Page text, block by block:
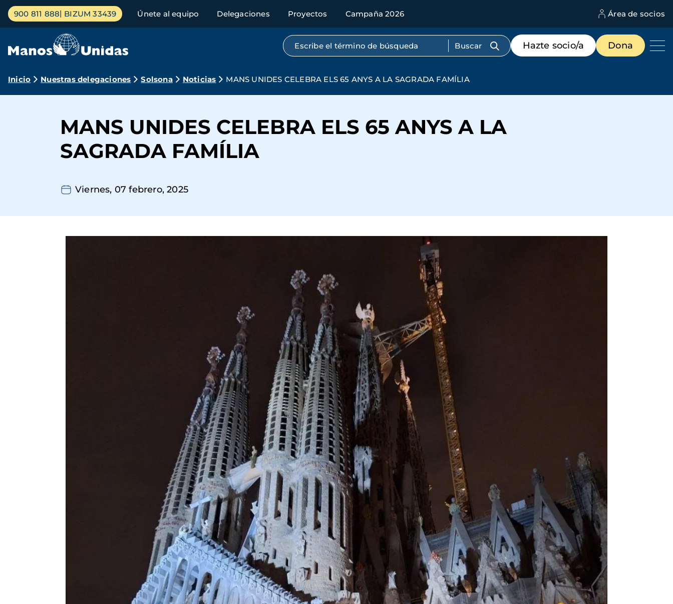
Pasar
contenido
Menú
principal
900 811 888 BIZUM 33439 Únete al equipo Delegaciones Proyectos Campaña 2026 Área de socios
Búsqueda por texto completo
Menú
de
destacados
Hazte socio/a Dona
Ruta
navegación
Inicio Nuestras delegaciones Solsona Noticias MANS UNIDES CELEBRA ELS 65 ANYS A LA SAGRADA FAMÍLIA
MANS UNIDES CELEBRA ELS 65 ANYS A LA
SAGRADA FAMÍLIA
Viernes, 07 febrero, 2025